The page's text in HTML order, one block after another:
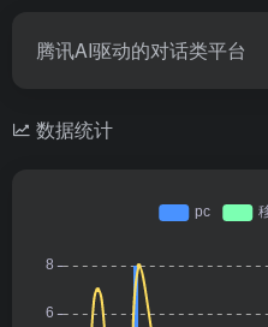
腾讯AI驱动的对话类平台
数据统计